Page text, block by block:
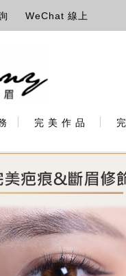
WeChat 線上
完 美 作 品